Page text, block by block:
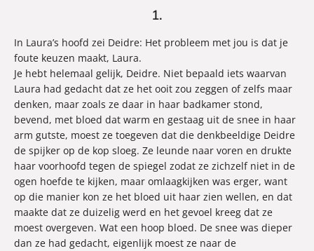
1.
In Laura’s hoofd zei Deidre: Het probleem met jou is dat je
foute keuzen maakt, Laura.
Je hebt helemaal gelijk, Deidre. Niet bepaald iets waarvan
Laura had gedacht dat ze het ooit zou zeggen of zelfs maar
denken, maar zoals ze daar in haar badkamer stond,
bevend, met bloed dat warm en gestaag uit de snee in haar
arm gutste, moest ze toegeven dat die denkbeeldige Deidre
de spijker op de kop sloeg. Ze leunde naar voren en drukte
haar voorhoofd tegen de spiegel zodat ze zichzelf niet in de
ogen hoefde te kijken, maar omlaagkijken was erger, want
op die manier kon ze het bloed uit haar zien wellen, en dat
maakte dat ze duizelig werd en het gevoel kreeg dat ze
moest overgeven. Wat een hoop bloed. De snee was dieper
dan ze had gedacht, eigenlijk moest ze naar de